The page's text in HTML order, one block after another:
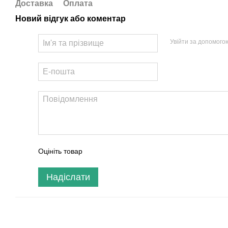
Доставка
Оплата
Новий відгук або коментар
Увійти за
Оцініть товар
Надіслати